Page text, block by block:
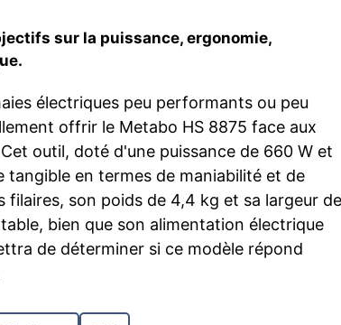
sur la puissance, ergonomie,
électriques peu performants ou peu
offrir le Metabo HS 8875 face aux
outil, doté d'une puissance de 660 W et
en termes de maniabilité et de
filaires, son poids de 4,4 kg et sa largeur de
bien que son alimentation électrique
de déterminer si ce modèle répond